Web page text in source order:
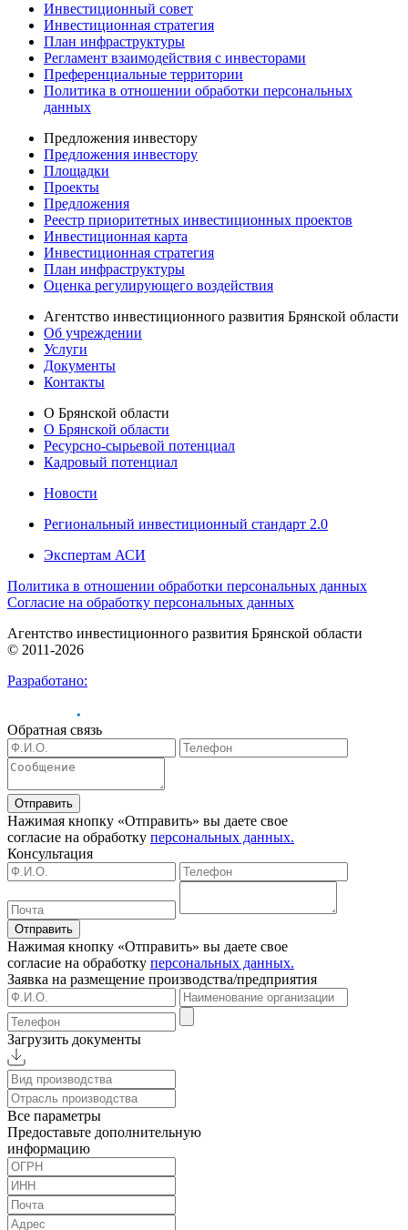
Инвестиционный совет
Инвестиционная стратегия
План инфраструктуры
Регламент взаимодействия с инвесторами
Преференциальные территории
Политика в отношении обработки персональных
данных
Предложения инвестору
Предложения инвестору
Площадки
Проекты
Предложения
Реестр приоритетных инвестиционных проектов
Инвестиционная карта
Инвестиционная стратегия
План инфраструктуры
Оценка регулирующего воздействия
Агентство инвестиционного развития Брянской области
Об учреждении
Услуги
Документы
Контакты
О Брянской области
О Брянской области
Ресурсно-сырьевой потенциал
Кадровый потенциал
Новости
Региональный инвестиционный стандарт 2.0
Экспертам АСИ
Политика в отношении обработки персональных данных
Согласие на обработку персональных данных
Агентство инвестиционного развития Брянской области
© 2011-2026
Разработано:
Обратная связь
Отправить
Нажимая кнопку «Отправить» вы даете свое
согласие на обработку персональных данных.
Консультация
Отправить
Нажимая кнопку «Отправить» вы даете свое
согласие на обработку персональных данных.
Заявка на размещение производства/предприятия
Загрузить документы
Все параметры
Предоставьте дополнительную
информацию